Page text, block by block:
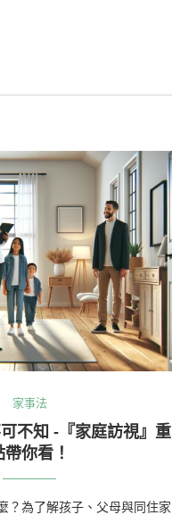
家事法
不知 -『家庭訪視』重
帶你看！
？為了解孩子、父母與同住家